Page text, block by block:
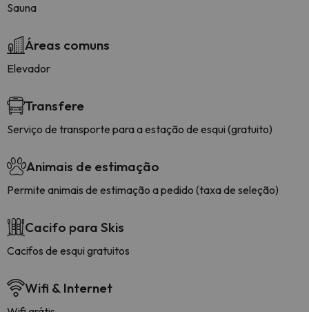
Sauna
Áreas comuns
Elevador
Transfere
Serviço de transporte para a estação de esqui (gratuito)
Animais de estimação
Permite animais de estimação a pedido (taxa de seleção)
Cacifo para Skis
Cacifos de esqui gratuitos
Wifi & Internet